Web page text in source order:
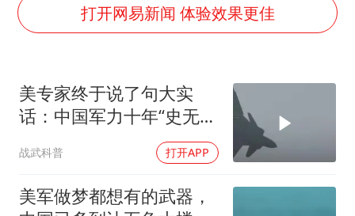
宇树王兴兴被问了360多个问题
台当局重金为“台独”织“皇帝新衣”
乐享全民健身 共筑健康中国
打开网易新闻 体验效果更佳
美专家终于说了句大实
话：中国军力十年“史无前
例”狂飙，美国这次真坐不
住了
战武科普 打开APP
美军做梦都想有的武器，